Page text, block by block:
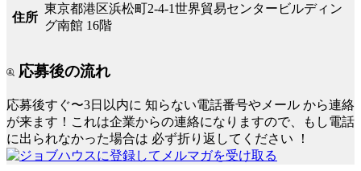
住所
東京都港区浜松町2-4-1世界貿易センタービルディン
グ南館 16階
応募後の流れ
応募後すぐ〜3日以内に 知らない電話番号やメール から連絡
が来ます！これは企業からの連絡になりますので、もし電話
に出られなかった場合は 必ず折り返してください ！